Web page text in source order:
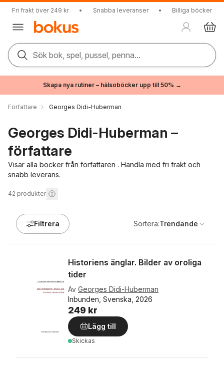
Fri frakt över 249 kr • Snabba leveranser • Billiga böcker
Sök bok, spel, pussel, penna...
Skapa nya rutiner – hälsoböcker upp till 50% →
Författare Georges Didi-Huberman
Georges Didi-Huberman –
författare
Visar alla böcker från författaren . Handla med fri frakt och
snabb leverans.
42 produkter
Filtrera Sortera:Trendande
Historiens änglar. Bilder av oroliga
tider
Av Georges Didi-Huberman
Inbunden, Svenska, 2026
249 kr
Lägg till
Skickas